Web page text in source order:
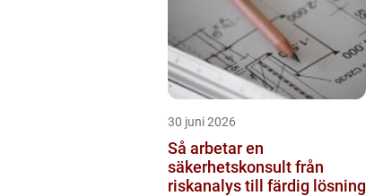
30 juni 2026
Så arbetar en
säkerhetskonsult från
riskanalys till färdig lösning